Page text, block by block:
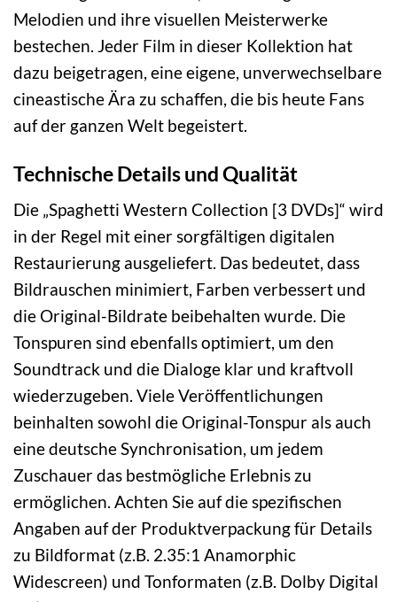
Melodien und ihre visuellen Meisterwerke
bestechen. Jeder Film in dieser Kollektion hat
dazu beigetragen, eine eigene, unverwechselbare
cineastische Ära zu schaffen, die bis heute Fans
auf der ganzen Welt begeistert.
Technische Details und Qualität
Die „Spaghetti Western Collection [3 DVDs]“ wird
in der Regel mit einer sorgfältigen digitalen
Restaurierung ausgeliefert. Das bedeutet, dass
Bildrauschen minimiert, Farben verbessert und
die Original-Bildrate beibehalten wurde. Die
Tonspuren sind ebenfalls optimiert, um den
Soundtrack und die Dialoge klar und kraftvoll
wiederzugeben. Viele Veröffentlichungen
beinhalten sowohl die Original-Tonspur als auch
eine deutsche Synchronisation, um jedem
Zuschauer das bestmögliche Erlebnis zu
ermöglichen. Achten Sie auf die spezifischen
Angaben auf der Produktverpackung für Details
zu Bildformat (z.B. 2.35:1 Anamorphic
Widescreen) und Tonformaten (z.B. Dolby Digital